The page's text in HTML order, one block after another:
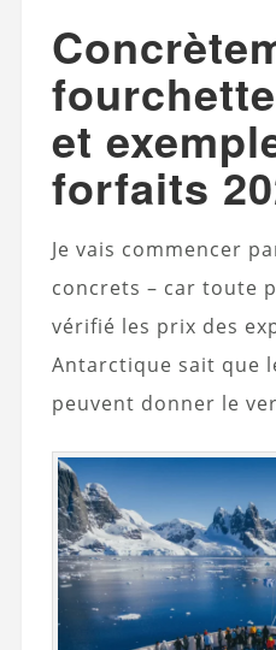
et
forfaits
Je vais commencer
concrets – car toute
vérifié les prix des
Antarctique sait que
peuvent donner le